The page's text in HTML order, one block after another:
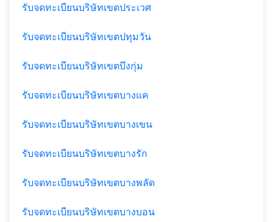
รับจดทะเบียนบริษัทเขตประเวศ
รับจดทะเบียนบริษัทเขตปทุมวัน
รับจดทะเบียนบริษัทเขตบึงกุ่ม
รับจดทะเบียนบริษัทเขตบางแค
รับจดทะเบียนบริษัทเขตบางเขน
รับจดทะเบียนบริษัทเขตบางรัก
รับจดทะเบียนบริษัทเขตบางพลัด
รับจดทะเบียนบริษัทเขตบางบอน